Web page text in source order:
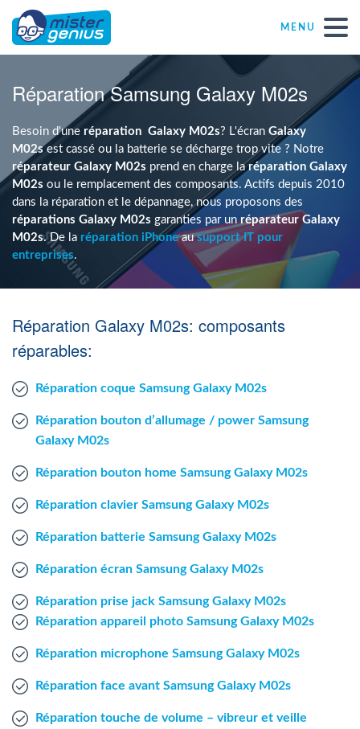
MENU
Réparations – Dépannages
Magasins informatiques toutes marques
Particulier
Indépendant
ASBL
Agent Mac
Réparation Samsung Galaxy M02s
Besoin d'une réparation Galaxy M02s? L'écran Galaxy
M02sest cassé ou la batterie se décharge trop vite ? Notre
réparateur Galaxy M02s prend en charge laréparation Galaxy
M02s ou le remplacement des composants. Actifs depuis 2010
dans la réparation et le dépannage, nous proposons des
réparations Galaxy M02s garanties par unréparateur Galaxy
M02s. De la réparation iPhoneausupport IT pour
entreprises.
Réparation Galaxy M02s: composants
réparables:
Réparation coque Samsung Galaxy M02s
Réparation bouton d’allumage / power Samsung
Galaxy M02s
Réparation bouton home Samsung Galaxy M02s
Réparation clavier Samsung Galaxy M02s
Réparation batterie Samsung Galaxy M02s
Réparation écran Samsung Galaxy M02s
Réparation prise jack Samsung Galaxy M02s
Réparation appareil photo Samsung Galaxy M02s
Réparation microphone Samsung Galaxy M02s
Réparation face avant Samsung Galaxy M02s
Réparation touche de volume – vibreur et veille